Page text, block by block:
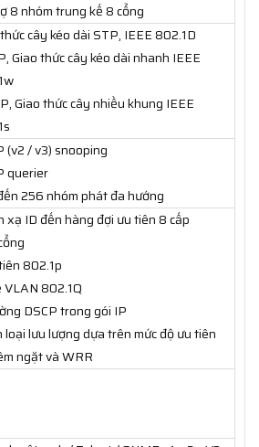
8 nhóm trung kế 8 cổng
cây kéo dài STP, IEEE 802.1D
Giao thức cây kéo dài nhanh IEEE
Giao thức cây nhiều khung IEEE
(v2 / v3) snooping
querier
256 nhóm phát đa hướng
xạ ID đến hàng đợi ưu tiên 8 cấp
802.1p
VLAN 802.1Q
DSCP trong gói IP
loại lưu lượng dựa trên mức độ ưu tiên
ngặt và WRR